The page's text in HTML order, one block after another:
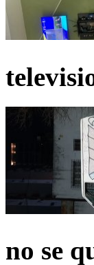
no se